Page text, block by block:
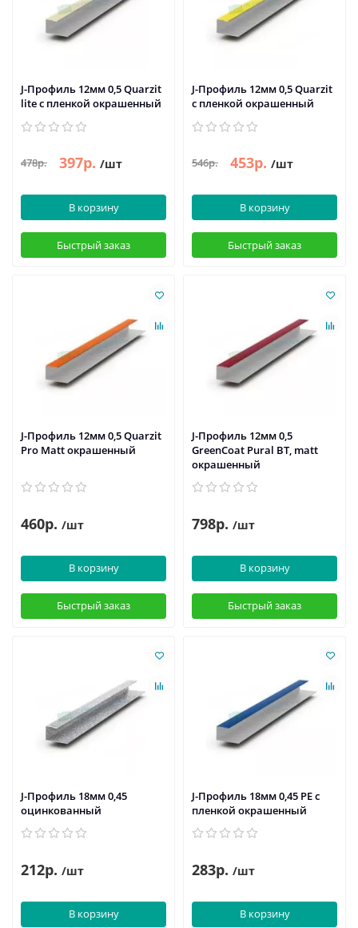
J-Профиль 12мм 0,5 Quarzit
lite с пленкой окрашенный
478р. 397р. /шт
В корзину
Быстрый заказ
J-Профиль 12мм 0,5 Quarzit
с пленкой окрашенный
546р. 453р. /шт
В корзину
Быстрый заказ
J-Профиль 12мм 0,5 Quarzit
Pro Matt окрашенный
460р. /шт
В корзину
Быстрый заказ
J-Профиль 12мм 0,5
GreenCoat Pural BT, matt
окрашенный
798р. /шт
В корзину
Быстрый заказ
J-Профиль 18мм 0,45
оцинкованный
212р. /шт
В корзину
J-Профиль 18мм 0,45 PE с
пленкой окрашенный
283р. /шт
В корзину